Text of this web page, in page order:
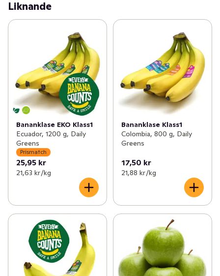
Mognaden kan variera
Liknande
Bananklase EKO Klass1
Ecuador, 1200 g, Daily
Greens
Prismatch
25,95 kr
21,63 kr /kg
Bananklase Klass1
Colombia, 800 g, Daily
Greens
17,50 kr
21,88 kr /kg